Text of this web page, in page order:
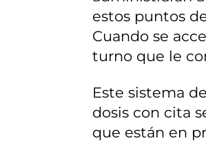
estos puntos
Cuando se
turno que le
Este sistema
dosis con cita
que están en